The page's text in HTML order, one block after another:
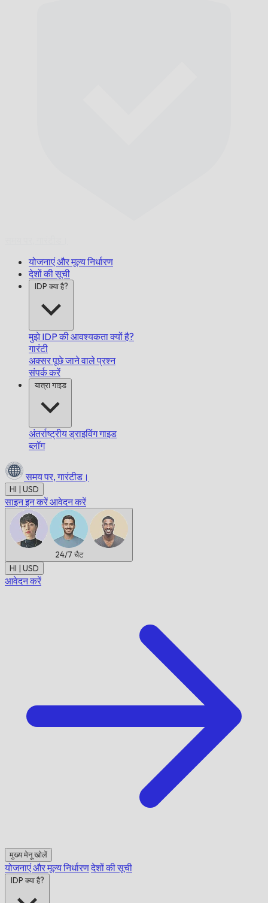
योजनाएं और मूल्य निर्धारण
देशों की सूची
IDP क्या है?
मुझे IDP की आवश्यकता क्यों है?
गारंटी
अक्सर पूछे जाने वाले प्रश्न
संपर्क करें
यात्रा गाइड
अंतर्राष्ट्रीय ड्राइविंग गाइड
ब्लॉग
समय पर, गारंटीड।
HI | USD
साइन इन करेंआवेदन करें
24/7 चैट
HI | USD
आवेदन करें
मुख्य मेनू खोलें
योजनाएं और मूल्य निर्धारणदेशों की सूची
IDP क्या है?